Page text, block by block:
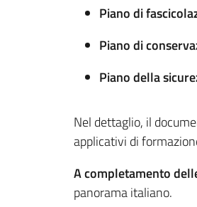
Piano di
Piano di
Piano della
Nel dettaglio, il
applicativi di
A completamento
panorama italiano.